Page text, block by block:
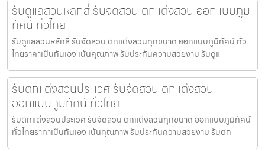
รับดูแลสวนหลักสี่ รับจัดสวน ตกแต่งสวน ออกแบบภูมิ
ทัศน์ ทั่วไทย
รับดูแลสวนหลักสี่ รับจัดสวน ตกแต่งสวนทุกขนาด ออกแบบภูมิทัศน์ ทั่ว
ไทยราคาเป็นกันเอง เน้นคุณภาพ รับประกันความสวยงาม รับดูแ
รับตกแต่งสวนประเวศ รับจัดสวน ตกแต่งสวน
ออกแบบภูมิทัศน์ ทั่วไทย
รับตกแต่งสวนประเวศ รับจัดสวน ตกแต่งสวนทุกขนาด ออกแบบภูมิทัศน์
ทั่วไทยราคาเป็นกันเอง เน้นคุณภาพ รับประกันความสวยงาม รับตก